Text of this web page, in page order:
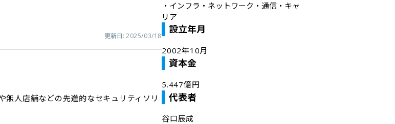
更新日: 2025/03/18
無人店舗などの先進的なセキュリティソリ
・ インフラ・ネットワーク・通信・キャ
リア
設立年月
2002年10月
資本金
5.447億円
代表者
谷口辰成